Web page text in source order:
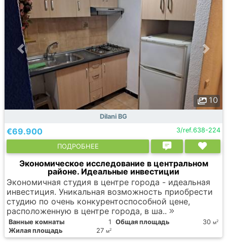
10
Dilani BG
€69.900 3/ref.638-224
ПОДРОБНЕЕ
Экономическое исследование в центральном
районе. Идеальные инвестиции
Экономичная студия в центре города - идеальная
инвестиция. Уникальная возможность приобрести
студию по очень конкурентоспособной цене,
расположенную в центре города, в ша..
Ванные комнаты 1 Общая площадь 30 м2
Жилая площадь 27 м2